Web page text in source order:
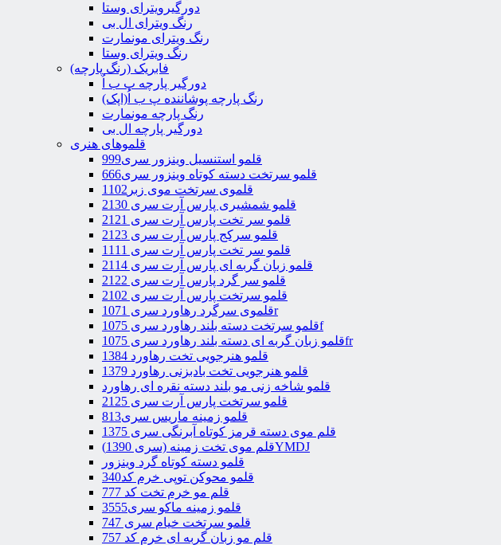
دورگیرویترای وستا
رنگ ویترای ال بی
رنگ ویترای مونمارت
رنگ ویترای وستا
فابریک (رنگ پارچه)
دورگیر پارچه پ ب اُ
رنگ پارچه پوشاننده پ ب اُ(اپک)
رنگ پارچه مونمارت
دورگیر پارچه ال بی
قلموهای هنری
قلمو استنسیل وینزور سری999
قلمو سرتخت دسته کوتاه وینزور سری666
قلموی سرتخت موی زبر1102
قلمو شمشیری پارس آرت سری 2130
قلمو سر تخت پارس آرت سری 2121
قلمو سرکج پارس آرت سری 2123
قلمو سر تخت پارس آرت سری 1111
قلمو زبان گربه ای پارس آرت سری 2114
قلمو سر گرد پارس آرت سری 2122
قلمو سرتخت پارس آرت سری 2102
قلموی سرگرد رهاورد سری 1071r
قلمو سرتخت دسته بلند رهاورد سری 1075f
قلمو زبان گربه ای دسته بلند رهاورد سری 1075fr
قلمو هنرجویی تخت رهاورد 1384
قلمو هنرجویی تخت بادبزنی رهاورد 1379
قلمو شاخه زنی مو بلند دسته نقره ای رهاورد
قلمو سرتخت پارس آرت سری 2125
قلمو زمینه ماریس سری813
قلم موی دسته قرمز کوتاه آبرنگی سری 1375
قلم موی تخت زمینه (سری 1390)YMDJ
قلمو دسته کوتاه گرد وینزور
قلمو محوکن توپی خرم کد340
قلم مو خرم تخت کد 777
قلمو زمینه ماکو سری3555
قلمو سرتخت خیام سری 747
قلم مو زبان گربه ای خرم کد 757